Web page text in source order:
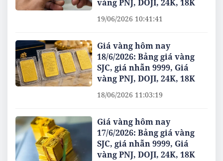
vàng PNJ, DOJI, 24K, 18K
19/06/2026 10:41:41
Giá vàng hôm nay
18/6/2026: Bảng giá vàng
SJC, giá nhẫn 9999, Giá
vàng PNJ, DOJI, 24K, 18K
18/06/2026 11:03:19
Giá vàng hôm nay
17/6/2026: Bảng giá vàng
SJC, giá nhẫn 9999, Giá
vàng PNJ, DOJI, 24K, 18K